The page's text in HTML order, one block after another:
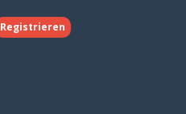
Registrieren